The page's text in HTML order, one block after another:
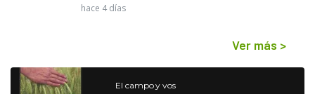
hace 4 días
Ver más >
El campo y vos